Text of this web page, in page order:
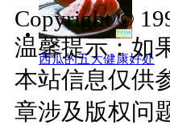
西瓜的五大健康好处
Copyright ©
温馨提示：如
本站信息仅供
章涉及版权问